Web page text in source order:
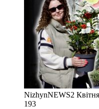
NizhynNEWS2
193